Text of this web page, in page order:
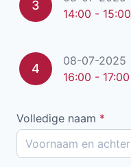
3
14:00 - 15:00
4
08-07-2025
16:00 - 17:00
Volledige naam *